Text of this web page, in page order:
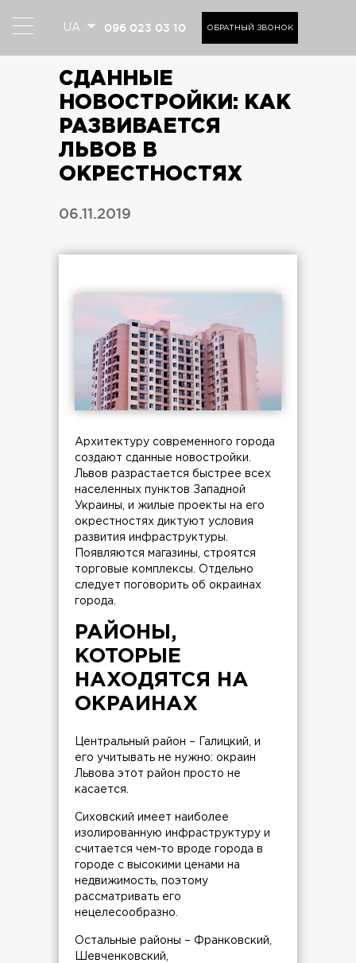
UA 096 023 03 10 ОБРАТНЫЙ ЗВОНОК
СДАННЫЕ
НОВОСТРОЙКИ: КАК
РАЗВИВАЕТСЯ
ЛЬВОВ В
ОКРЕСТНОСТЯХ
06.11.2019
Архитектуру современного города
создают сданные новостройки.
Львов разрастается быстрее всех
населенных пунктов Западной
Украины, и жилые проекты на его
окрестностях диктуют условия
развития инфраструктуры.
Появляются магазины, строятся
торговые комплексы. Отдельно
следует поговорить об окраинах
города.
РАЙОНЫ,
КОТОРЫЕ
НАХОДЯТСЯ НА
ОКРАИНАХ
Центральный район – Галицкий, и
его учитывать не нужно: окраин
Львова этот район просто не
касается.
Сиховский имеет наиболее
изолированную инфраструктуру и
считается чем-то вроде города в
городе с высокими ценами на
недвижимость, поэтому
рассматривать его
нецелесообразно.
Остальные районы – Франковский,
Шевченковский,